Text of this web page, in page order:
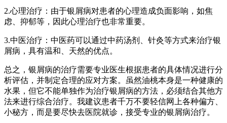
2.心理治疗：由于银屑病对患者的心理造成负面影响，如焦
虑、抑郁等，因此心理治疗也非常重要。
3.中医治疗：中医药可以通过中药汤剂、针灸等方式来治疗银
屑病，具有温和、天然的优点。
总之，银屑病的治疗需要专业医生根据患者的具体情况进行分
析评估，并制定合理的应对方案。虽然油桃本身是一种健康的
水果，但它不能单独作为治疗银屑病的方法，必须结合其他方
法来进行综合治疗。我建议患者千万不要轻信网上各种偏方、
小秘方，而是要尽快去医院就诊，接受专业的银屑病治疗。